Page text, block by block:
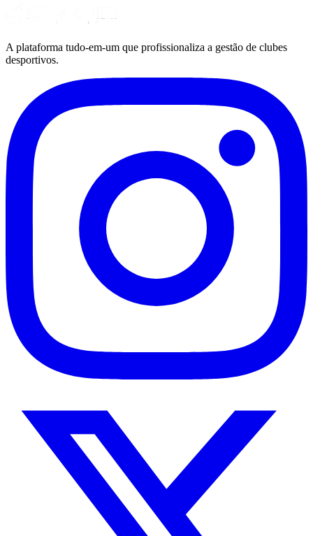
A plataforma tudo-em-um que profissionaliza a gestão de clubes
desportivos.